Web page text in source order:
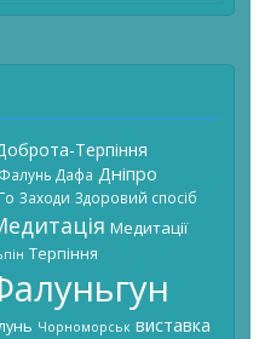
Терпіння
Фалунь Дафа Дніпро
Заходи Здоровий спосіб
Медитації
Терпіння
Чорноморськ виставка